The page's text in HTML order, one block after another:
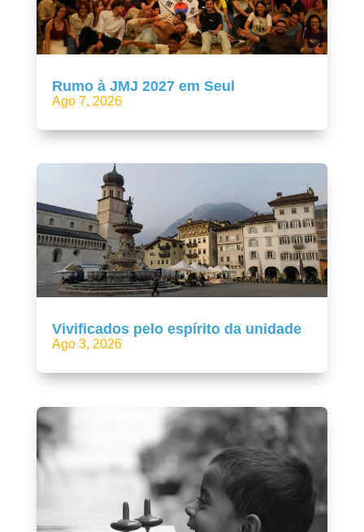
Rumo à JMJ 2027 em Seul
Ago 7, 2026
Vivificados pelo espírito da unidade
Ago 3, 2026